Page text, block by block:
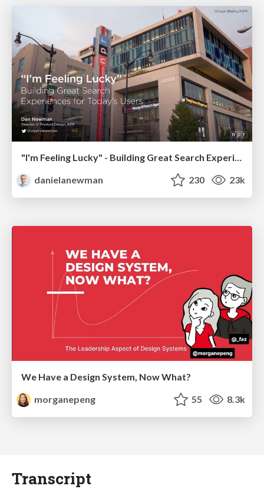
danielanewman
230 23k
We Have a Design System, Now What?
morganepeng
55 8.3k
Transcript